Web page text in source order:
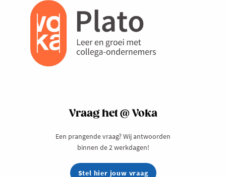
Vraag het @ Voka
Een prangende vraag? Wij antwoorden
binnen de 2 werkdagen!
Stel hier jouw vraag